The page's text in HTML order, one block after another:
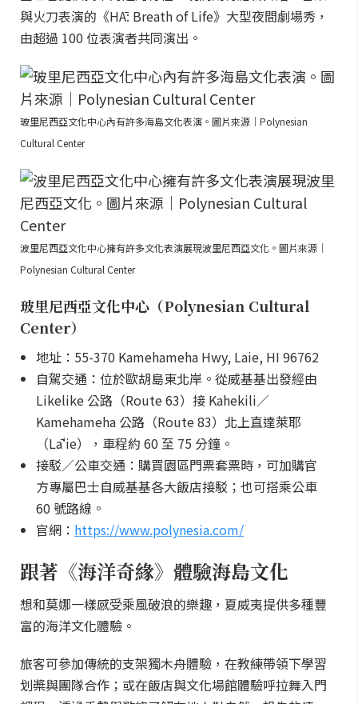
與火刀表演的《HĀ: Breath of Life》大型夜間劇場秀，
由超過 100 位表演者共同演出。
玻里尼西亞文化中心內有許多海島文化表演。圖片來源｜Polynesian
Cultural Center
波里尼西亞文化中心擁有許多文化表演展現波里尼西亞文化。圖片來源｜
Polynesian Cultural Center
玻里尼西亞文化中心（Polynesian Cultural
Center）
地址：55-370 Kamehameha Hwy, Laie, HI 96762
自駕交通：位於歐胡島東北岸。從威基基出發經由
Likelike 公路（Route 63）接 Kahekili／
Kamehameha 公路（Route 83）北上直達萊耶
（Lāʻie），車程約 60 至 75 分鐘。
接駁／公車交通：購買園區門票套票時，可加購官
方專屬巴士自威基基各大飯店接駁；也可搭乘公車
60 號路線。
官網： https://www.polynesia.com/
跟著《海洋奇緣》體驗海島文化
想和莫娜一樣感受乘風破浪的樂趣，夏威夷提供多種豐
富的海洋文化體驗。
旅客可參加傳統的支架獨木舟體驗，在教練帶領下學習
划槳與團隊合作；或在飯店與文化場館體驗呼拉舞入門